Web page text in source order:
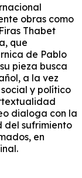
obras como
Thabet
que
de Pablo
pieza busca
a la vez
y político
dialoga con la
del sufrimiento
en